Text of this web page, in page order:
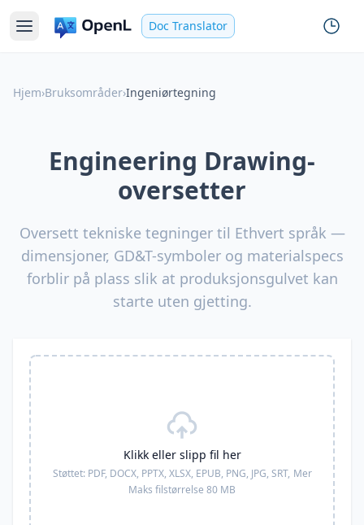
Doc Translator
Hjem›Bruksområder›Ingeniørtegning
Engineering Drawing-
oversetter
Oversett tekniske tegninger til Ethvert språk —
dimensjoner, GD&T-symboler og materialspecs
forblir på plass slik at produksjonsgulvet kan
starte uten gjetting.
Klikk eller slipp fil her
Støttet: PDF, DOCX, PPTX, XLSX, EPUB, PNG, JPG, SRT, Mer
Maks filstørrelse 80 MB